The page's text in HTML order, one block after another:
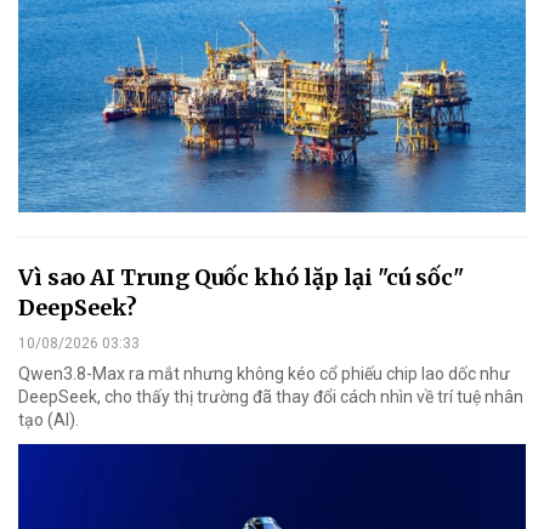
Vì sao AI Trung Quốc khó lặp lại "cú sốc"
DeepSeek?
10/08/2026 03:33
Qwen3.8-Max ra mắt nhưng không kéo cổ phiếu chip lao dốc như
DeepSeek, cho thấy thị trường đã thay đổi cách nhìn về trí tuệ nhân
tạo (AI).